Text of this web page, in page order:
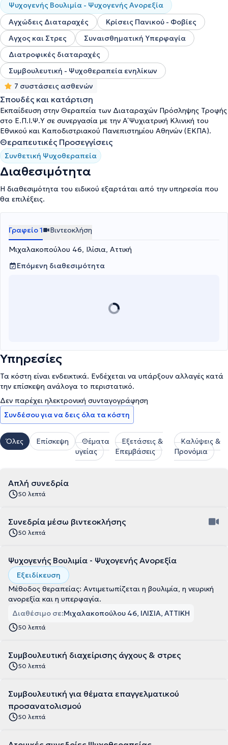
Ψυχογενής Βουλιμία - Ψυχογενής Ανορεξία
Αγχώδεις Διαταραχές
Κρίσεις Πανικού - Φοβίες
Αγχος και Στρες
Συναισθηματική Υπερφαγία
Διατροφικές διαταραχές
Συμβουλευτική - Ψυχοθεραπεία ενηλίκων
7 συστάσεις ασθενών
Σπουδές και κατάρτιση
Εκπαίδευση στην Θεραπεία των Διαταραχών Πρόσληψης Τροφής
στο Ε.Π.Ι.Ψ.Υ σε συνεργασία με την Α΄ Ψυχιατρική Κλινική του
Εθνικού και Καποδιστριακού Πανεπιστημίου Αθηνών (ΕΚΠΑ).
Θεραπευτικές Προσεγγίσεις
Συνθετική Ψυχοθεραπεία
Διαθεσιμότητα
Η διαθεσιμότητα του ειδικού εξαρτάται από την υπηρεσία που
θα επιλέξεις.
Γραφείο 1 Βιντεοκλήση
Μιχαλακοπούλου 46, Ιλίσια, Αττική
Επόμενη διαθεσιμότητα
Υπηρεσίες
Τα κόστη είναι ενδεικτικά. Ενδέχεται να υπάρξουν αλλαγές κατά
την επίσκεψη ανάλογα το περιστατικό.
Δεν παρέχει ηλεκτρονική συνταγογράφηση
Συνδέσου για να δεις όλα τα κόστη
Όλες Επίσκεψη
Θέματα
υγείας
Εξετάσεις &
Επεμβάσεις
Καλύψεις &
Προνόμια
Απλή συνεδρία
50 λεπτά
Συνεδρία μέσω βιντεοκλήσης
50 λεπτά
Ψυχογενής Βουλιμία - Ψυχογενής Ανορεξία
Εξειδίκευση
Μέθοδος θεραπείας: Αντιμετωπίζεται η βουλιμία, η νευρική
ανορεξία και η υπερφαγία.
Διαθέσιμο σε:Μιχαλακοπούλου 46, ΙΛΙΣΙΑ, ΑΤΤΙΚΗ
50 λεπτά
Συμβουλευτική διαχείρισης άγχους & στρες
50 λεπτά
Συμβουλευτική για θέματα επαγγελματικού
προσανατολισμού
50 λεπτά